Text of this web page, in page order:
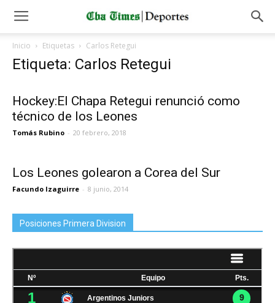
Inicio Etiquetas Carlos Retegui
Etiqueta: Carlos Retegui
Hockey:El Chapa Retegui renunció como
técnico de los Leones
Tomás Rubino - 20 febrero, 2018
Los Leones golearon a Corea del Sur
Facundo Izaguirre - 8 junio, 2014
Posiciones Primera Division